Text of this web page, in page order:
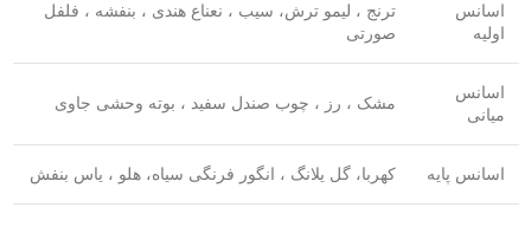
اسانس
اولیه
ترنج ، لیمو ترش، سیب ، نعناع هندی ، بنفشه ، فلفل
صورتی
اسانس
میانی
مشک ، رز ، چوب صندل سفید ، بوته وحشی جاوی
اسانس پایه کهربا، گل یلانگ ، انگور فرنگی سیاه، هلو ، یاس بنفش